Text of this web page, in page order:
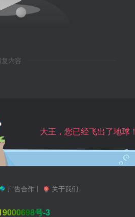
内容
大王，您已经飞出了地球！
广告合作 丨 关于我们
号-3